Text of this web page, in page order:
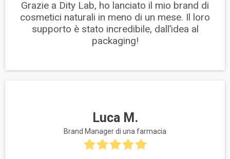
Grazie a Dity Lab, ho lanciato il mio brand di
cosmetici naturali in meno di un mese. Il loro
supporto è stato incredibile, dall’idea al
packaging!
Luca M.
Brand Manager di una farmacia